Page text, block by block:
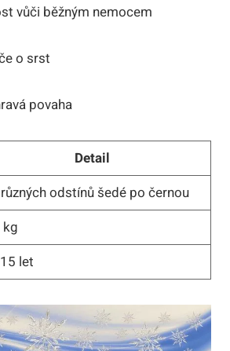
vůči běžným nemocem
o srst
povaha
Detail
odstínů šedé po ⁣černou
let